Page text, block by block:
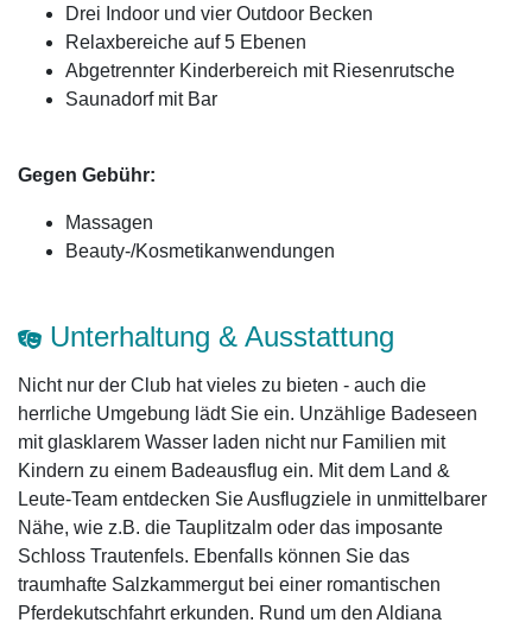
Drei Indoor und vier Outdoor Becken
Relaxbereiche auf 5 Ebenen
Abgetrennter Kinderbereich mit Riesenrutsche
Saunadorf mit Bar
Gegen Gebühr:
Massagen
Beauty-/Kosmetikanwendungen
Unterhaltung & Ausstattung
Nicht nur der Club hat vieles zu bieten - auch die
herrliche Umgebung lädt Sie ein. Unzählige Badeseen
mit glasklarem Wasser laden nicht nur Familien mit
Kindern zu einem Badeausflug ein. Mit dem Land &
Leute-Team entdecken Sie Ausflugziele in unmittelbarer
Nähe, wie z.B. die Tauplitzalm oder das imposante
Schloss Trautenfels. Ebenfalls können Sie das
traumhafte Salzkammergut bei einer romantischen
Pferdekutschfahrt erkunden. Rund um den Aldiana